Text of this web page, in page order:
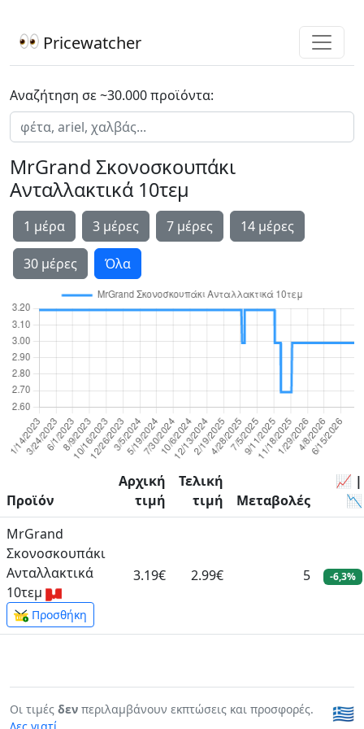
Pricewatcher
Αναζήτηση σε ~30.000 προϊόντα:
MrGrand Σκονοσκουπάκι
Ανταλλακτικά 10τεμ
1 μέρα 3 μέρες 7 μέρες 14 μέρες
30 μέρες Όλα
Προϊόν
Αρχική
τιμή
Τελική
τιμή
Μεταβολές
📈 |
📉
MrGrand
Σκονοσκουπάκι
Ανταλλακτικά
10τεμ
Προσθήκη
3.19€ 2.99€ 5 -6,3%
Οι τιμές δεν περιλαμβάνουν εκπτώσεις και προσφορές.
🇬🇷